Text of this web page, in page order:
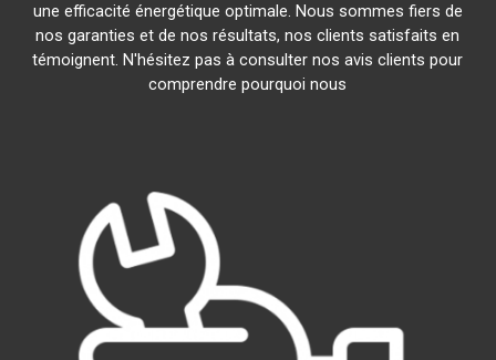
une efficacité énergétique optimale. Nous sommes fiers de
nos garanties et de nos résultats, nos clients satisfaits en
témoignent. N'hésitez pas à consulter nos avis clients pour
comprendre pourquoi nous